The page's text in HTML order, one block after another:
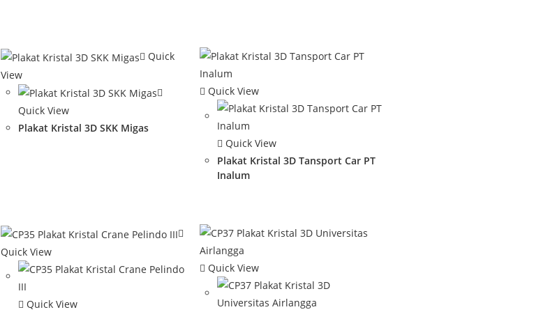
Quick
View
Quick View
Plakat Kristal 3D SKK Migas
Quick View
Quick View
Plakat Kristal 3D Tansport Car PT
Inalum
Quick View
Quick View
Quick View